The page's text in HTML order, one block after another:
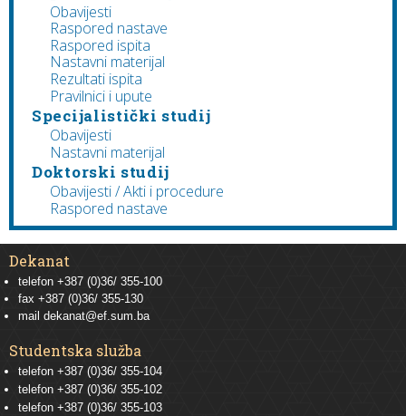
Obavijesti
Raspored nastave
Raspored ispita
Nastavni materijal
Rezultati ispita
Pravilnici i upute
Specijalistički studij
Obavijesti
Nastavni materijal
Doktorski studij
Obavijesti / Akti i procedure
Raspored nastave
Dekanat
telefon +387 (0)36/ 355-100
fax +387 (0)36/ 355-130
mail dekanat@ef.sum.ba
Studentska služba
telefon +387 (0)36/ 355-104
telefon +387 (0)36/ 355-102
telefon +387 (0)36/ 355-103